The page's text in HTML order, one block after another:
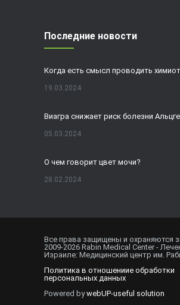
Последние новости
19.03.2024
05.03.2024
О чем говорит цвет мочи?
28.02.2024
01.02.2024
Все права защищены и охраняются
2009-2026 Rabin Medical Center -
Израиле: Медицинский центр им.
Политика в отношениие обработки
персональных данных
Powered bywebUP-useful solution